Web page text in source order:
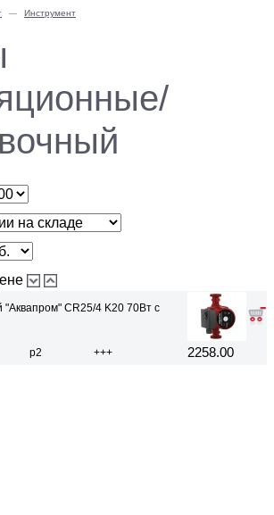
Инструмент
"Аквапром" CR25/4 K20 70Вт с
р2 +++ 2258.00